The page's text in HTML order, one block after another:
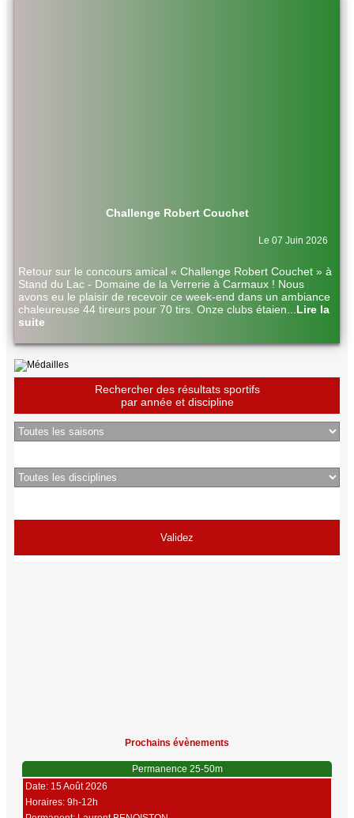
Challenge Robert Couchet
Le 07 Juin 2026
Retour sur le concours amical « Challenge Robert Couchet » à
Stand du Lac - Domaine de la Verrerie à Carmaux ! Nous
avons eu le plaisir de recevoir ce week-end dans un ambiance
chaleureuse 44 tireurs pour 70 tirs. Onze clubs étaien
Lire la
suite
Rechercher des résultats sportifs
par année et discipline
Prochains évènements
Permanence 25-50m
Date: 15 Août 2026
Horaires: 9h-12h